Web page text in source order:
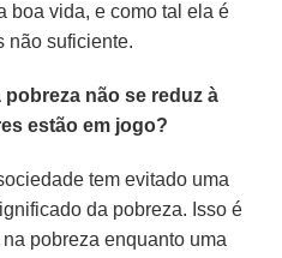
boa vida, e como tal ela é
não suficiente.
pobreza não se reduz à
estão em jogo?
tem evitado uma
da pobreza. Isso é
pobreza enquanto uma